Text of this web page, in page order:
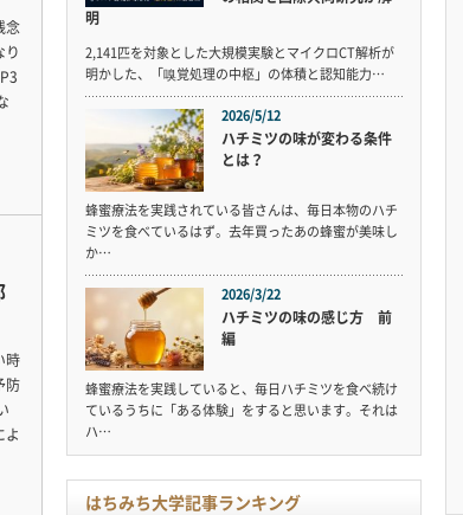
念
り
時
防
よ
明
2,141匹を対象とした大規模実験とマイクロCT解析が
明かした、「嗅覚処理の中枢」の体積と認知能力…
2026/5/12
ハチミツの味が変わる条件
とは？
蜂蜜療法を実践されている皆さんは、毎日本物のハチ
ミツを食べているはず。去年買ったあの蜂蜜が美味し
か…
2026/3/22
ハチミツの味の感じ方 前
編
蜂蜜療法を実践していると、毎日ハチミツを食べ続け
ているうちに「ある体験」をすると思います。それは
ハ…
はちみち大学記事ランキング